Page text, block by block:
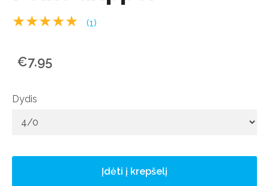
★★★★★ (1)
€7.95
Dydis
Įdėti į krepšelį